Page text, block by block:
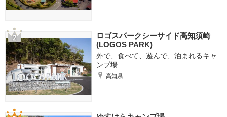
ロゴスパークシーサイド高知須崎
(LOGOS PARK)
外で、食べて、遊んで、泊まれるキャ
ンプ場
高知県